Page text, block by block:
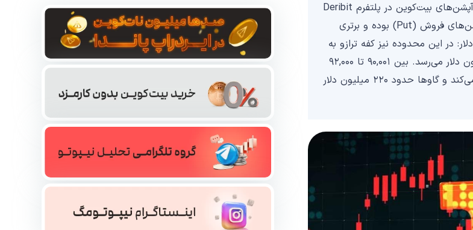
برسانند. بر اساس روند فعلی قیمت، سه سناریوی محتمل برای انقضای آپشن‌های بیت‌کوین در پلتفرم Deribit
قابل‌تصور است: بین ۸۶,۰۰۰ تا ۸۸,۰۰۰ دلار: نتیجه نهایی بازار به نفع آپشن‌های فروش (Put) بوده و برتری
خالص آن‌ها حدود ۷۷۵ میلیون دلار خواهد بود. بین ۸۸,۰۰۱ تا ۹۰,۰۰۰ دلار: در این محدوده نیز کفه ترازو به
نفع آپشن‌های فروش سنگینی می‌کند و برتری آن‌ها به حدود ۳۲۵ میلیون دلار می‌رسد. بین ۹۰,۰۰۱ تا ۹۲,۰۰۰
دلار: در این سناریو، نتیجه خالص به نفع آپشن‌های خرید (Call) تغییر می‌کند و گاوها حدود ۲۲۰ میلیون دلار